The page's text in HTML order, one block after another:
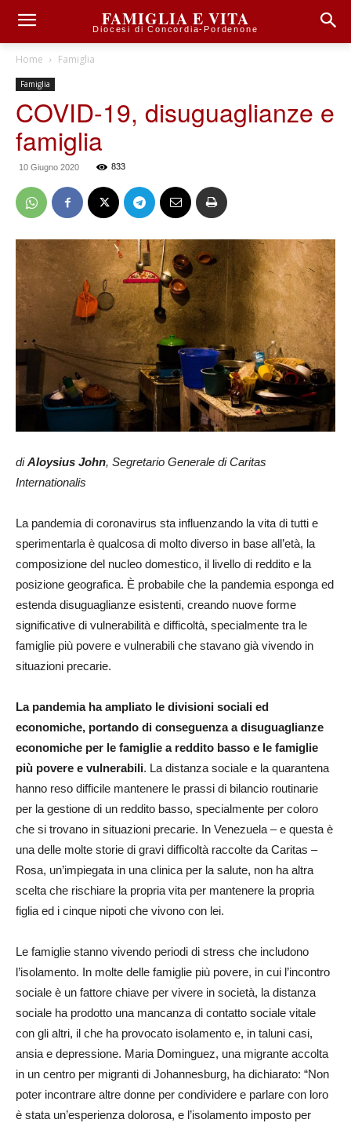
FAMIGLIA E VITA
Diocesi di Concordia-Pordenone
Home Famiglia
Famiglia
COVID-19, disuguaglianze e
famiglia
10 Giugno 2020 833
diAloysius John, Segretario Generale di Caritas
Internationalis
La pandemia di coronavirus sta influenzando la vita di tutti e
sperimentarla è qualcosa di molto diverso in base all’età, la
composizione del nucleo domestico, il livello di reddito e la
posizione geografica. È probabile che la pandemia esponga ed
estenda disuguaglianze esistenti, creando nuove forme
significative di vulnerabilità e difficoltà, specialmente tra le
famiglie più povere e vulnerabili che stavano già vivendo in
situazioni precarie.
La pandemia ha ampliato le divisioni sociali ed
economiche, portando di conseguenza a disuguaglianze
economiche per le famiglie a reddito basso e le famiglie
più povere e vulnerabili. La distanza sociale e la quarantena
hanno reso difficile mantenere le prassi di bilancio routinarie
per la gestione di un reddito basso, specialmente per coloro
che si trovano in situazioni precarie. In Venezuela – e questa è
una delle molte storie di gravi difficoltà raccolte da Caritas –
Rosa, un’impiegata in una clinica per la salute, non ha altra
scelta che rischiare la propria vita per mantenere la propria
figlia ed i cinque nipoti che vivono con lei.
Le famiglie stanno vivendo periodi di stress che includono
l’isolamento. In molte delle famiglie più povere, in cui l’incontro
sociale è un fattore chiave per vivere in società, la distanza
sociale ha prodotto una mancanza di contatto sociale vitale
con gli altri, il che ha provocato isolamento e, in taluni casi,
ansia e depressione. Maria Dominguez, una migrante accolta
in un centro per migranti di Johannesburg, ha dichiarato: “Non
poter incontrare altre donne per condividere e parlare con loro
è stata un’esperienza dolorosa, e l’isolamento imposto per